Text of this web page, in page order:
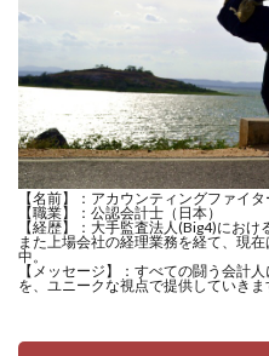
【名前】：アカウンティングファイ
【職業】：公認会計士（日本）
【経歴】：大手監査法人(Big4)におけ
また上場会社の経理業務を経て、現
中。
【メッセージ】：すべての闘う会計
を、ユニークな視点で提供していきま